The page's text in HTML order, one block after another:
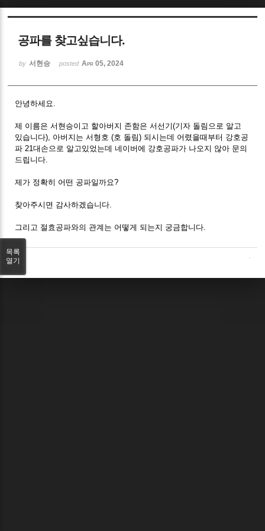
공파를 찾고싶습니다.
by 서현승 posted Apr 05, 2024
안녕하세요.
제 이름은 서현승이고 할아버지 존함은 서선기(기자 돌림으로 알고
있습니다), 아버지는 서형호 (호 돌림) 되시는데 어렸을때부터 강호공
파 21대손으로 알고있었는데 네이버에 강호공파가 나오지 않아 문의
드립니다.
제가 정확히 어떤 공파일까요?
찾아주시면 감사하겠습니다.
그리고 절효공파와의 관계는 어떻게 되는지 궁금합니다.
목록
열기
Sketchbook5, 스케치북5
Sketchbook5, 스케치북5